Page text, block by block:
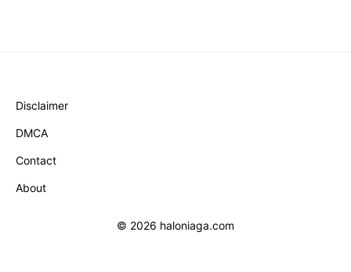
Disclaimer
DMCA
Contact
About
© 2026 haloniaga.com